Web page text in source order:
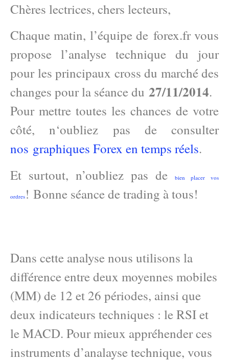
Chères lectrices, chers lecteurs,
Chaque matin, l’équipe de forex.fr vous
propose l’analyse technique du jour
pour les principaux cross du marché des
changes pour la séance du 27/11/2014.
Pour mettre toutes les chances de votre
côté, n‘oubliez pas de consulter
nos graphiques Forex en temps réels.
Et surtout, n’oubliez pas de
bien placer vos
ordres ! Bonne séance de trading à tous!
Dans cette analyse nous utilisons la
différence entre deux moyennes mobiles
(MM) de 12 et 26 périodes, ainsi que
deux indicateurs techniques : le RSI et
le MACD. Pour mieux appréhender ces
instruments d’analayse technique, vous